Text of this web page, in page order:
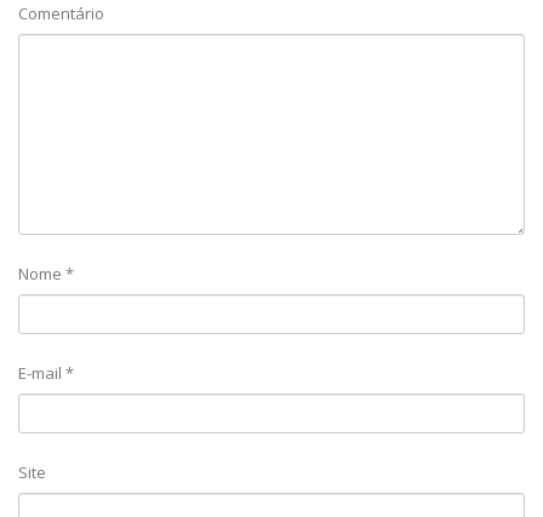
Comentário
Nome *
E-mail *
Site